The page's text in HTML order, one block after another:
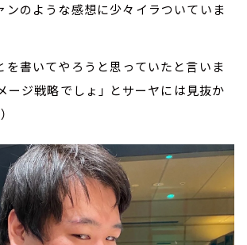
ンのような感想に少々イラついていま
を書いてやろうと思っていたと言いま
ージ戦略でしょ」 とサーヤには見抜か
）